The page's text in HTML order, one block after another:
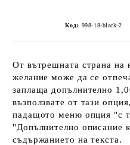
Код: 998-18-black-2
От вътрешната страна на
желание може да се
заплаща допълнително
възползвате от тази
падащото меню опция "с
"Допълнително описание
съдържанието на текста.